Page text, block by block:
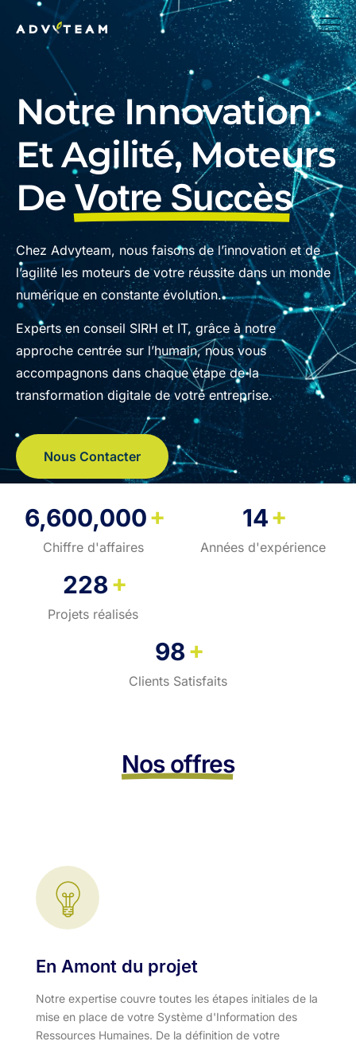
Notre Innovation
Et Agilité, Moteurs
De Votre Succès
Chez Advyteam, nous faisons de l’innovation et de
l’agilité les moteurs de votre réussite dans un monde
numérique en constante évolution.
Experts en conseil SIRH et IT, grâce à notre
approche centrée sur l’humain, nous vous
accompagnons dans chaque étape de la
transformation digitale de votre entreprise.
Nous Contacter
6,600,000+
Chiffre d'affaires
14+
Années d'expérience
228+
Projets réalisés
98+
Clients Satisfaits
Nos offres
En Amont du projet
Notre expertise couvre toutes les étapes initiales de la
mise en place de votre Système d'Information des
Ressources Humaines. De la définition de votre